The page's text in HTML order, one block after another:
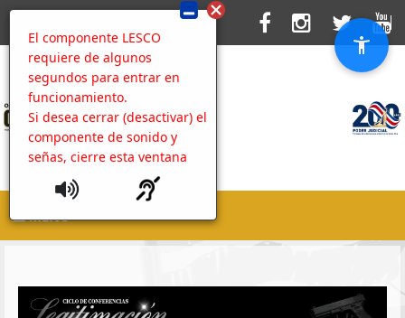
El componente LESCO
requiere de algunos
segundos para entrar en
funcionamiento.
Si desea cerrar (desactivar) el
componente de sonido y
señas, cierre esta ventana
MENU